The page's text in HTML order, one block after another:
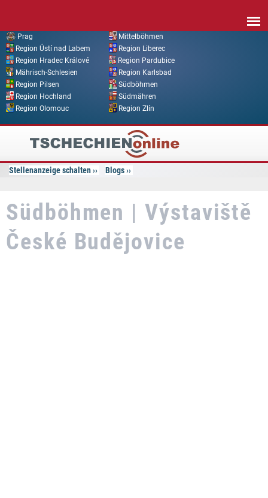
Prag
Mittelböhmen
Region Ústí nad Labem
Region Liberec
Region Hradec Králové
Region Pardubice
Mährisch-Schlesien
Region Karlsbad
Region Pilsen
Südböhmen
Region Hochland
Südmähren
Region Olomouc
Region Zlín
Tschechien
Online
Stellenanzeige schalten Blogs
Südböhmen | Výstaviště
České Budějovice